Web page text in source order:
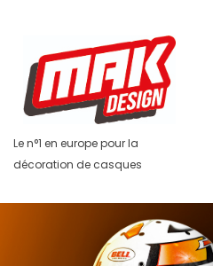
Le n°1 en europe pour la
décoration de casques